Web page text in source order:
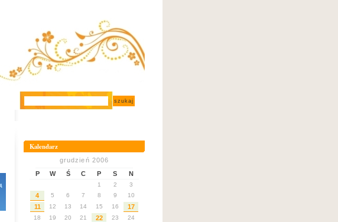
Kalendarz
grudzień 2006
P
W Ś C P S N
1 2 3
4 5 6 7 8 9 10
11 12 13 14 15 16 17
18 19 20 21 22 23
24